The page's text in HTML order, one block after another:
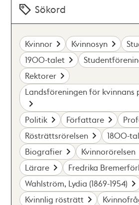
Sökord
Kvinnor Kvinnosyn
1900-talet
Rektorer
Landsföreningen för
Politik Författare
Rösträttsrörelsen
1800-
Biografier
Kvinnorörelsen
Lärare
Fredrika
Wahlström, Lydia (1869-1954)
Kvinnlig rösträtt